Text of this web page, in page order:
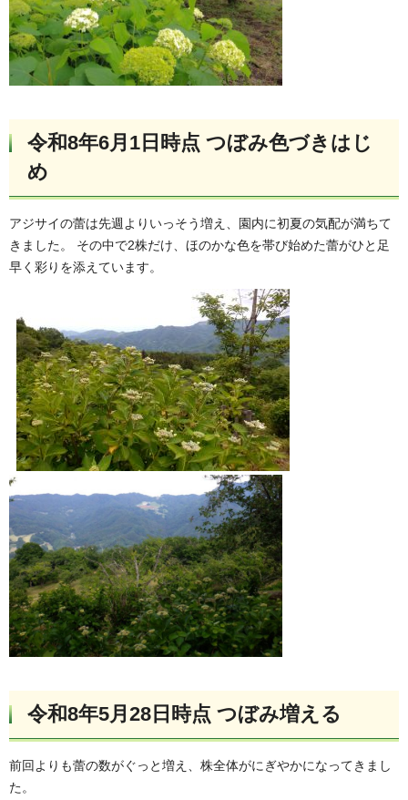
令和8年6月1日時点 つぼみ色づきはじ
め
アジサイの蕾は先週よりいっそう増え、園内に初夏の気配が満ちて
きました。 その中で2株だけ、ほのかな色を帯び始めた蕾がひと足
早く彩りを添えています。
令和8年5月28日時点 つぼみ増える
前回よりも蕾の数がぐっと増え、株全体がにぎやかになってきまし
た。